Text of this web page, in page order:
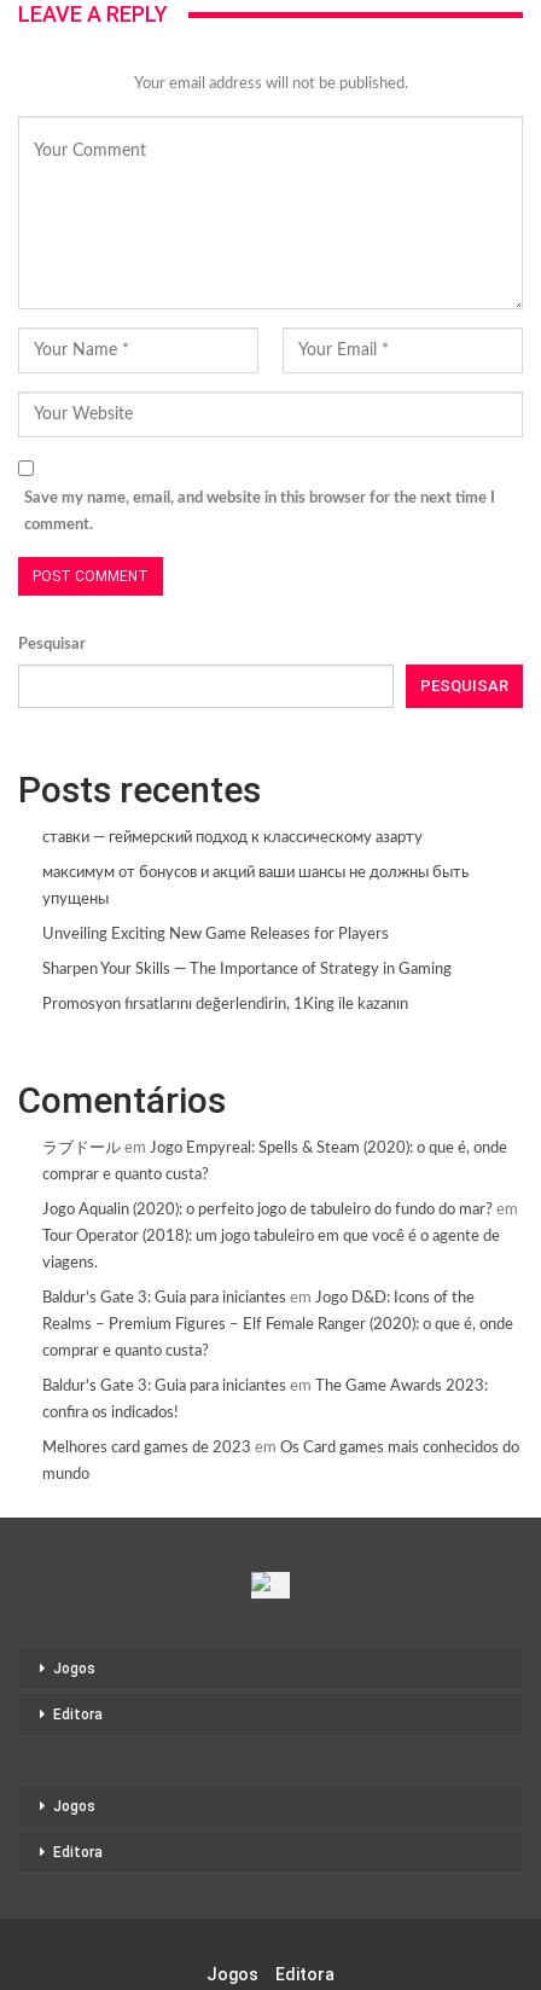
LEAVE A REPLY
Your email address will not be published.
Save my name, email, and website in this browser for the next time I
comment.
Pesquisar
PESQUISAR
Posts recentes
ставки — геймерский подход к классическому азарту
максимум от бонусов и акций ваши шансы не должны быть
упущены
Unveiling Exciting New Game Releases for Players
Sharpen Your Skills — The Importance of Strategy in Gaming
Promosyon fırsatlarını değerlendirin, 1King ile kazanın
Comentários
ラブドール em Jogo Empyreal: Spells & Steam (2020): o que é, onde
comprar e quanto custa?
Jogo Aqualin (2020): o perfeito jogo de tabuleiro do fundo do mar? em
Tour Operator (2018): um jogo tabuleiro em que você é o agente de
viagens.
Baldur's Gate 3: Guia para iniciantes em Jogo D&D: Icons of the
Realms – Premium Figures – Elf Female Ranger (2020): o que é, onde
comprar e quanto custa?
Baldur's Gate 3: Guia para iniciantes em
The Game Awards 2023:
confira os indicados!
Melhores card games de 2023 em Os Card games mais conhecidos do
mundo
Jogos
Editora
Jogos
Editora
Jogos Editora